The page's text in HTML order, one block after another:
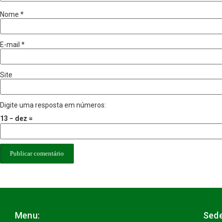
Nome *
E-mail *
Site
Digite uma resposta em números:
13 − dez =
Menu: